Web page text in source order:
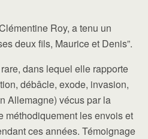
Roy, a tenu un
deux fils, Maurice et Denis”.
dans lequel elle rapporte
débâcle, exode, invasion,
Allemagne) vécus par la
méthodiquement les envois et
ces années. Témoignage